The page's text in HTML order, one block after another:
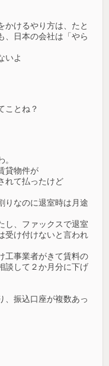
かけるやり方は、たと
、日本の会社は「やら
いよ
ことね？
貸物件が
れて払ったけど
りなのに退室時は月途
し、ファックスで退室
受け付けないと言われ
工事業者がきて賃料の
談して２か月分に下げ
、振込口座が複数あっ